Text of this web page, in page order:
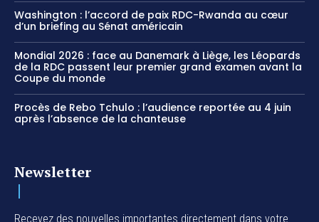
Washington : l’accord de paix RDC-Rwanda au cœur
d’un briefing au Sénat américain
Mondial 2026 : face au Danemark à Liège, les Léopards
de la RDC passent leur premier grand examen avant la
Coupe du monde
Procès de Rebo Tchulo : l’audience reportée au 4 juin
après l’absence de la chanteuse
Newsletter
Recevez des nouvelles importantes directement dans votre